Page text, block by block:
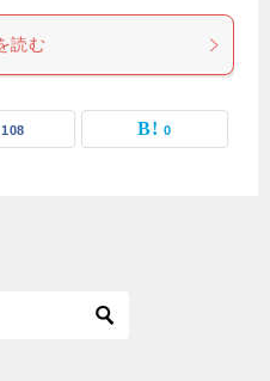
読む
108 0